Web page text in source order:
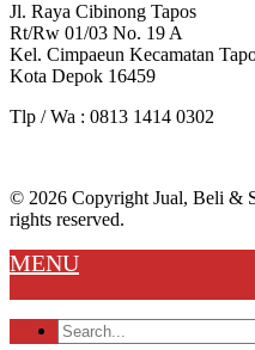
Jl. Raya Cibinong Tapos
Rt/Rw 01/03 No. 19 A
Kel. Cimpaeun Kecamatan
Kota Depok 16459
Tlp / Wa : 0813 1414 0302
© 2026 Copyright Jual, Beli &
rights reserved.
MENU